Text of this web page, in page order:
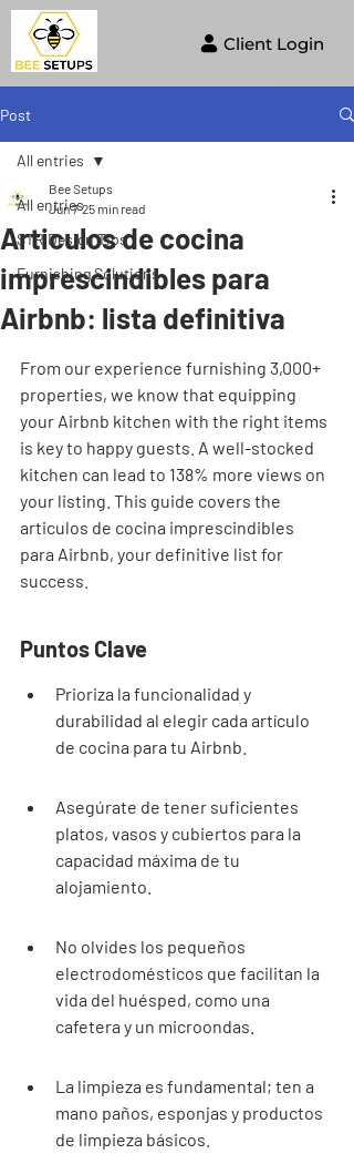
Client Login
Post
All entries
STR Design Tips
Furnishing Solutions
All entries
Articulos de cocina
imprescindibles para
Airbnb: lista definitiva
Bee Setups
Jun 7 25 min read
From our experience furnishing 3,000+
properties, we know that equipping
your Airbnb kitchen with the right items
is key to happy guests. A well-stocked
kitchen can lead to 138% more views on
your listing. This guide covers the
articulos de cocina imprescindibles
para Airbnb, your definitive list for
success.
Puntos Clave
Prioriza la funcionalidad y
durabilidad al elegir cada artículo
de cocina para tu Airbnb.
Asegúrate de tener suficientes
platos, vasos y cubiertos para la
capacidad máxima de tu
alojamiento.
No olvides los pequeños
electrodomésticos que facilitan la
vida del huésped, como una
cafetera y un microondas.
La limpieza es fundamental; ten a
mano paños, esponjas y productos
de limpieza básicos.